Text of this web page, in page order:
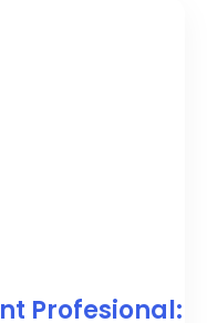
Profesional: